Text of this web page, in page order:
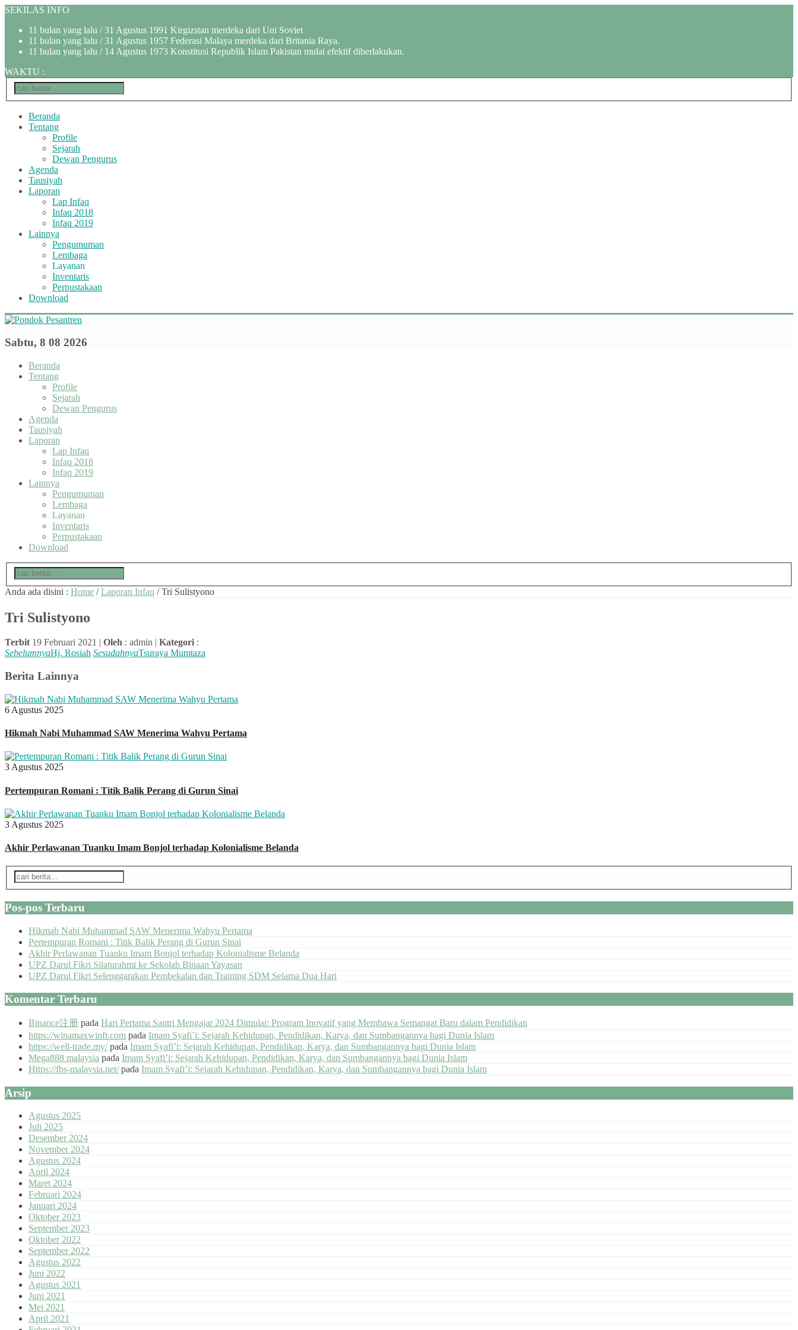
SEKILAS INFO
11 bulan yang lalu / 31 Agustus 1991 Kirgizstan merdeka dari Uni Soviet
11 bulan yang lalu / 31 Agustus 1957 Federasi Malaya merdeka dari Britania Raya.
11 bulan yang lalu / 14 Agustus 1973 Konstitusi Republik Islam Pakistan mulai efektif diberlakukan.
WAKTU :
Beranda
Tentang
Profile
Sejarah
Dewan Pengurus
Agenda
Tausiyah
Laporan
Lap Infaq
Infaq 2018
Infaq 2019
Lainnya
Pengumuman
Lembaga
Layanan
Inventaris
Perpustakaan
Download
Sabtu, 8 08 2026
Beranda
Tentang
Profile
Sejarah
Dewan Pengurus
Agenda
Tausiyah
Laporan
Lap Infaq
Infaq 2018
Infaq 2019
Lainnya
Pengumuman
Lembaga
Layanan
Inventaris
Perpustakaan
Download
Anda ada disini : Home /Laporan Infaq /Tri Sulistyono
Tri Sulistyono
Terbit 19 Februari 2021 | Oleh : admin | Kategori :
SebelumnyaHj. Rosiah SesudahnyaTsuraya Mumtaza
Berita Lainnya
6 Agustus 2025
Hikmah Nabi Muhammad SAW Menerima Wahyu Pertama
3 Agustus 2025
Pertempuran Romani : Titik Balik Perang di Gurun Sinai
3 Agustus 2025
Akhir Perlawanan Tuanku Imam Bonjol terhadap Kolonialisme Belanda
Pos-pos Terbaru
Hikmah Nabi Muhammad SAW Menerima Wahyu Pertama
Pertempuran Romani : Titik Balik Perang di Gurun Sinai
Akhir Perlawanan Tuanku Imam Bonjol terhadap Kolonialisme Belanda
UPZ Darul Fikri Silaturahmi ke Sekolah Binaan Yayasan
UPZ Darul Fikri Selenggarakan Pembekalan dan Training SDM Selama Dua Hari
Komentar Terbaru
Binance注册 pada Hari Pertama Santri Mengajar 2024 Dimulai: Program Inovatif yang Membawa Semangat Baru dalam Pendidikan
https://winamaxwinfr.com pada Imam Syafi’i: Sejarah Kehidupan, Pendidikan, Karya, dan Sumbangannya bagi Dunia Islam
https://well-trade.my/pada Imam Syafi’i: Sejarah Kehidupan, Pendidikan, Karya, dan Sumbangannya bagi Dunia Islam
Mega888 malaysia pada Imam Syafi’i: Sejarah Kehidupan, Pendidikan, Karya, dan Sumbangannya bagi Dunia Islam
Https://fbs-malaysia.net/pada Imam Syafi’i: Sejarah Kehidupan, Pendidikan, Karya, dan Sumbangannya bagi Dunia Islam
Arsip
Agustus 2025
Juli 2025
Desember 2024
November 2024
Agustus 2024
April 2024
Maret 2024
Februari 2024
Januari 2024
Oktober 2023
September 2023
Oktober 2022
September 2022
Agustus 2022
Juni 2022
Agustus 2021
Juni 2021
Mei 2021
April 2021